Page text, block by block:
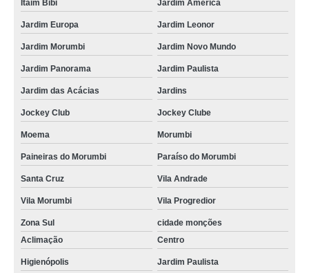
Itaim Bibi Jardim América
Jardim Europa Jardim Leonor
Jardim Morumbi Jardim Novo Mundo
Jardim Panorama Jardim Paulista
Jardim das Acácias Jardins
Jockey Club Jockey Clube
Moema Morumbi
Paineiras do Morumbi Paraíso do Morumbi
Santa Cruz Vila Andrade
Vila Morumbi Vila Progredior
Zona Sul
cidade monções
Aclimação
Centro
Higienópolis Jardim Paulista